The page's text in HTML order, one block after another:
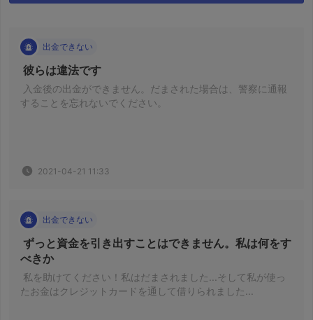
出金できない
入金後の出金ができません。だまされた場合は、警察に通報
2021-04-21 11:33
出金できない
ずっと資金を引き出すことはできません。私は何をす
私を助けてください！私はだまされました...そして私が使っ